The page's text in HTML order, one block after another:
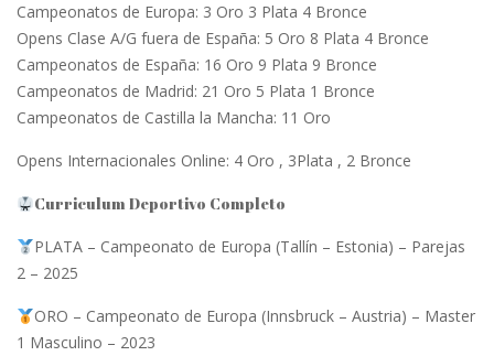
Campeonatos de Europa: 3 Oro 3 Plata 4 Bronce
Opens Clase A/G fuera de España: 5 Oro 8 Plata 4 Bronce
Campeonatos de España: 16 Oro 9 Plata 9 Bronce
Campeonatos de Madrid: 21 Oro 5 Plata 1 Bronce
Campeonatos de Castilla la Mancha: 11 Oro
Opens Internacionales Online: 4 Oro , 3Plata , 2 Bronce
Curriculum Deportivo Completo
PLATA – Campeonato de Europa (Tallín – Estonia) – Parejas
2 – 2025
ORO – Campeonato de Europa (Innsbruck – Austria) – Master
1 Masculino – 2023